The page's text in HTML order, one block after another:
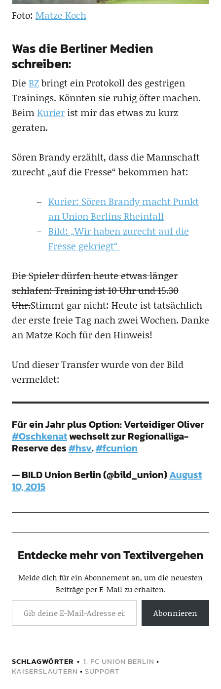
Foto: Matze Koch
Was die Berliner Medien
schreiben:
Die BZbringt ein Protokoll des gestrigen
Trainings. Könnten sie ruhig öfter machen.
BeimKurierist mir das etwas zu kurz
geraten.
Sören Brandy erzählt, dass die Mannschaft
zurecht „auf die Fresse“ bekommen hat:
Kurier: Sören Brandy macht Punkt
an Union Berlins Rheinfall
Bild: „Wir haben zurecht auf die
Fresse gekriegt“
Die Spieler dürfen heute etwas länger
schlafen: Training ist 10 Uhr und 15.30
Uhr.Stimmt gar nicht: Heute ist tatsächlich
der erste freie Tag nach zwei Wochen. Danke
an Matze Koch für den Hinweis!
Und dieser Transfer wurde von der Bild
vermeldet:
Für ein Jahr plus Option: Verteidiger Oliver
#Oschkenatwechselt zur Regionalliga-
Reserve des#hsv.#fcunion
— BILD Union Berlin (@bild_union)August
10, 2015
Entdecke mehr von Textilvergehen
Melde dich für ein Abonnement an, um die neuesten
Beiträge per E-Mail zu erhalten.
Abonnieren
SCHLAGWÖRTER 1. FC UNION BERLIN •
KAISERSLAUTERN • SUPPORT